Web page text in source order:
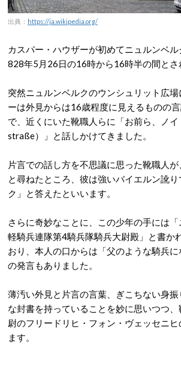
出典： https://ja.wikipedia.org/
カスパー・ハウザーが初めてニュルンベ
828年5月26日の16時から16時半の間とさ
突然ニュルンベルクのウンシュリット広
ーは外見からは16歳程度に見えるものの
で、近くにいた靴職人らに「お前ら、ノ
straße）」と話しかけてきました。
片言での話し方を不思議に思った靴職人
と尋ねたところ、彼は強いバイエルン訛
ク」と答えたといいます。
さらに奇妙なことに、この少年の手には
軽騎兵連隊第4騎兵隊騎兵大尉殿」と書か
おり、本人の口からは「父のような騎兵
の発言もありました。
薄汚い外見と片言の言葉、ぎこちない身振
な封書を持っていることを妙に思いつつ
尉のフリードリヒ・フォン・ヴェッセニ
ます。